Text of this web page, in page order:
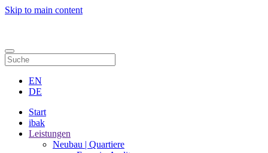
Skip to main content
EN
DE
Start
ibak
Leistungen
Neubau | Quartiere